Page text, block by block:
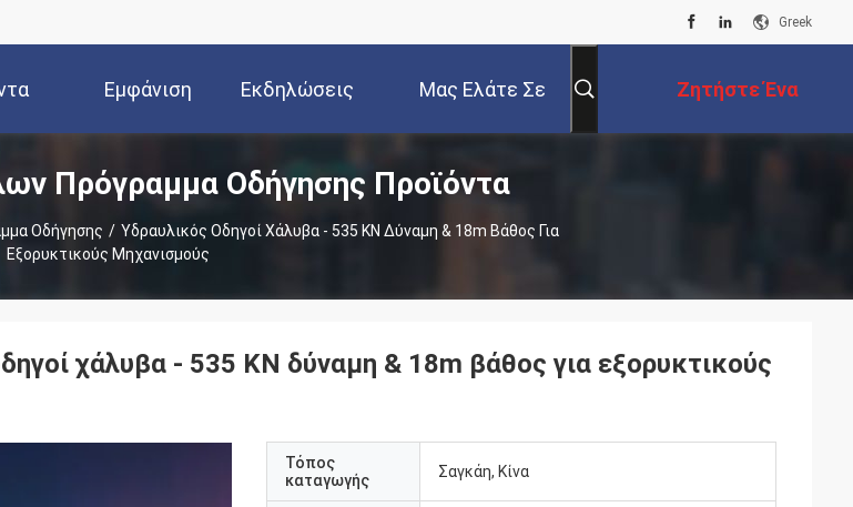
Greek
Εμφάνιση
VR
Εκδηλώσεις Μας Ελάτε Σε
Επαφή Με
Ζητήστε Ένα
Απόσπασμα
Πρόγραμμα Οδήγησης Προϊόντα
Οδήγησης / Υδραυλικός Οδηγοί Χάλυβα - 535 KN Δύναμη & 18m Βάθος Για
Εξορυκτικούς Μηχανισμούς
χάλυβα - 535 KN δύναμη & 18m βάθος για εξορυκτικούς
Τόπος
καταγωγής
Σαγκάη, Κίνα